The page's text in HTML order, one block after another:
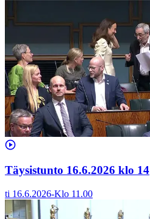
Täysistunto 16.6.2026 klo 14
ti 16.6.2026-Klo 11.00